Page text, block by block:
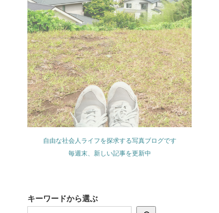
自由な社会人ライフを探求する写真ブログです
毎週末、新しい記事を更新中
キーワードから選ぶ